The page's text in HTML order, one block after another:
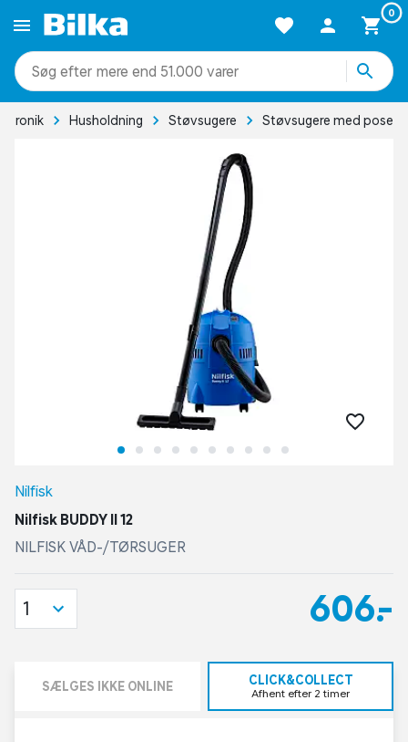
0
mere end 51.000 varer
Husholdning Støvsugere Støvsugere med pose
Nilfisk
Nilfisk BUDDY II 12
NILFISK VÅD-/TØRSUGER
606,-
1
SÆLGES IKKE ONLINE CLICK&COLLECT
Afhent efter 2 timer